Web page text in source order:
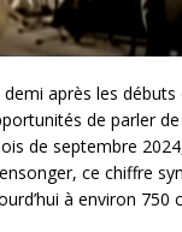
après les
de parler
de septembre
ce chiffre
à environ 750